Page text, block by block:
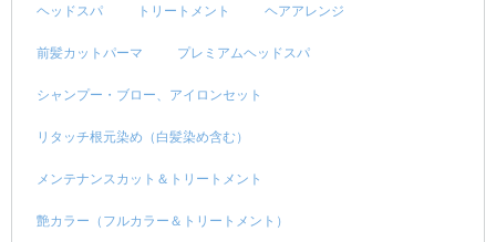
ヘッドスパ トリートメント ヘアアレンジ
前髪カットパーマ プレミアムヘッドスパ
シャンプー・ブロー、アイロンセット
リタッチ根元染め（白髪染め含む）
メンテナンスカット＆トリートメント
艶カラー（フルカラー＆トリートメント）